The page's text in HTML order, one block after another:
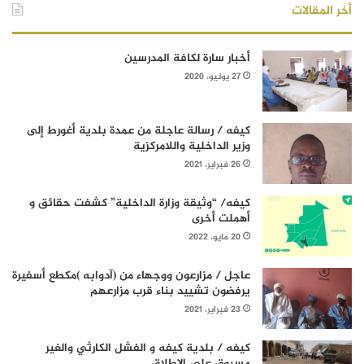
أخر المقالات
أخبار سارة لكافة المدرسين
27 يونيو، 2020
كيفه / رسالة عاجلة من عمدة بلدية أغورط إلى
وزير الداخلية واللامركزية
26 فبراير، 2021
كيفه/ “وثيقة وزارة الداخلية” كشفت حقائق و
أهملت أخرى
20 مايو، 2022
عاجل / مزارعون ووجهاء من (آدوابه )مكطع أسفيرة
يرفضون تشييد بناء قرب مزارعهم
23 فبراير، 2021
كيفه / بلدية كيفه و الفشل الكارثي والغير